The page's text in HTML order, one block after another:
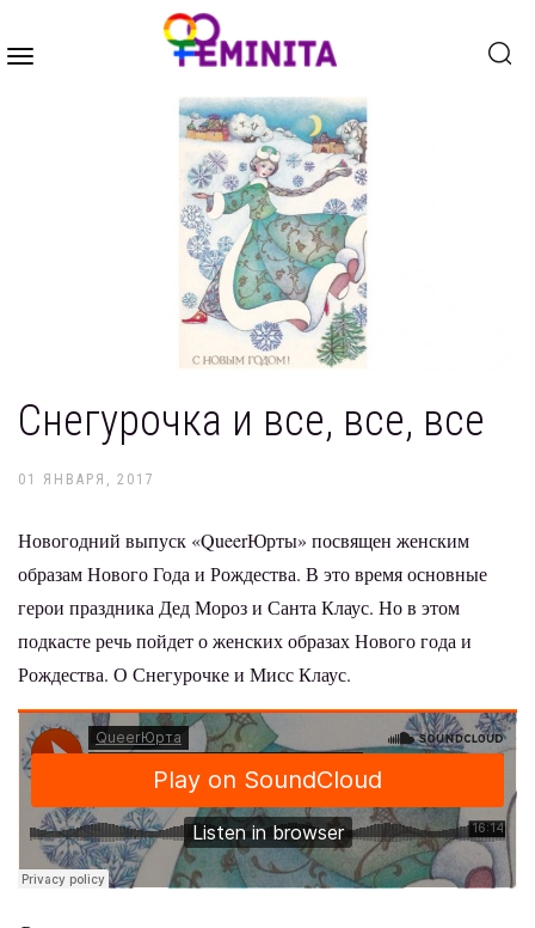
Toggle
Снегурочка и все, все, все
01 ЯНВАРЯ, 2017
Новогодний выпуск «QueerЮрты» посвящен женским
образам Нового Года и Рождества. В это время основные
герои праздника Дед Мороз и Санта Клаус. Но в этом
подкасте речь пойдет о женских образах Нового года и
Рождества. О Снегурочке и Мисс Клаус.